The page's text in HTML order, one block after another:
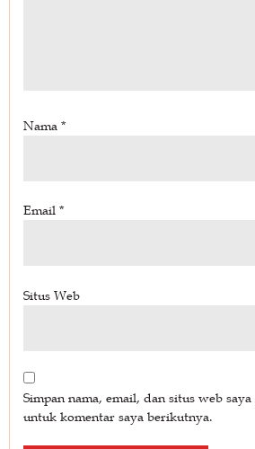
Nama *
Email *
Situs Web
Simpan nama, email, dan situs web
untuk komentar saya berikutnya.